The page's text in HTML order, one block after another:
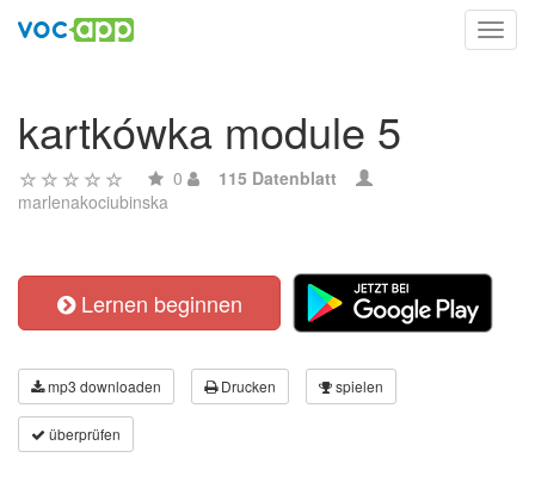
kartkówka module 5
0
115 Datenblatt
marlenakociubinska
Lernen beginnen
mp3 downloaden Drucken spielen
überprüfen